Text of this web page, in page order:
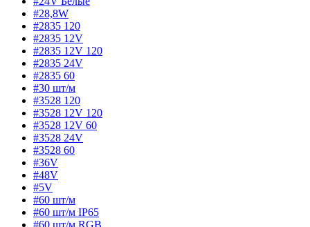
#28,8W
#2835 120
#2835 12V
#2835 12V 120
#2835 24V
#2835 60
#30 шт/м
#3528 120
#3528 12V 120
#3528 12V 60
#3528 24V
#3528 60
#36V
#48V
#5V
#60 шт/м
#60 шт/м IP65